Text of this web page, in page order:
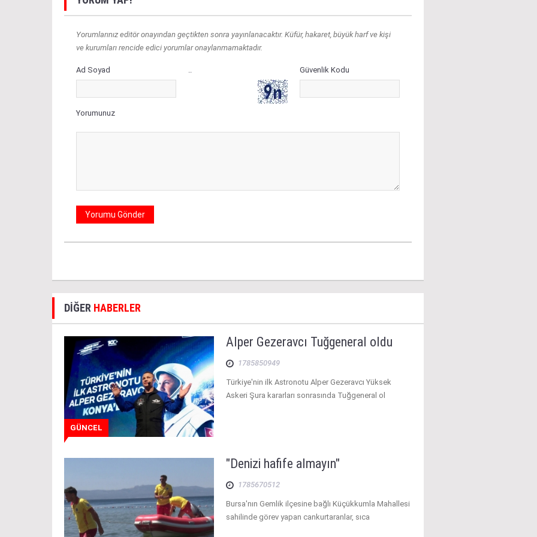
Yorumlarınız editör onayından geçtikten sonra yayınlanacaktır. Küfür, hakaret, büyük harf ve kişi
ve kurumları rencide edici yorumlar onaylanmamaktadır.
Ad Soyad Güvenlik Kodu
Yorumunuz
DİĞER HABERLER
GÜNCEL
Alper Gezeravcı Tuğgeneral oldu
1785850949
Türkiye'nin ilk Astronotu Alper Gezeravcı Yüksek
Askeri Şura kararları sonrasında Tuğgeneral ol
"Denizi hafife almayın"
1785670512
Bursa'nın Gemlik ilçesine bağlı Küçükkumla Mahallesi
sahilinde görev yapan cankurtaranlar, sıca